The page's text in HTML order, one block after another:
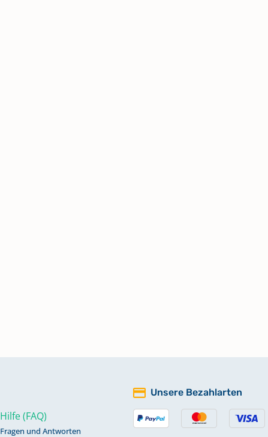
Hilfe (FAQ)
Fragen und Antworten
Unsere Bezahlarten